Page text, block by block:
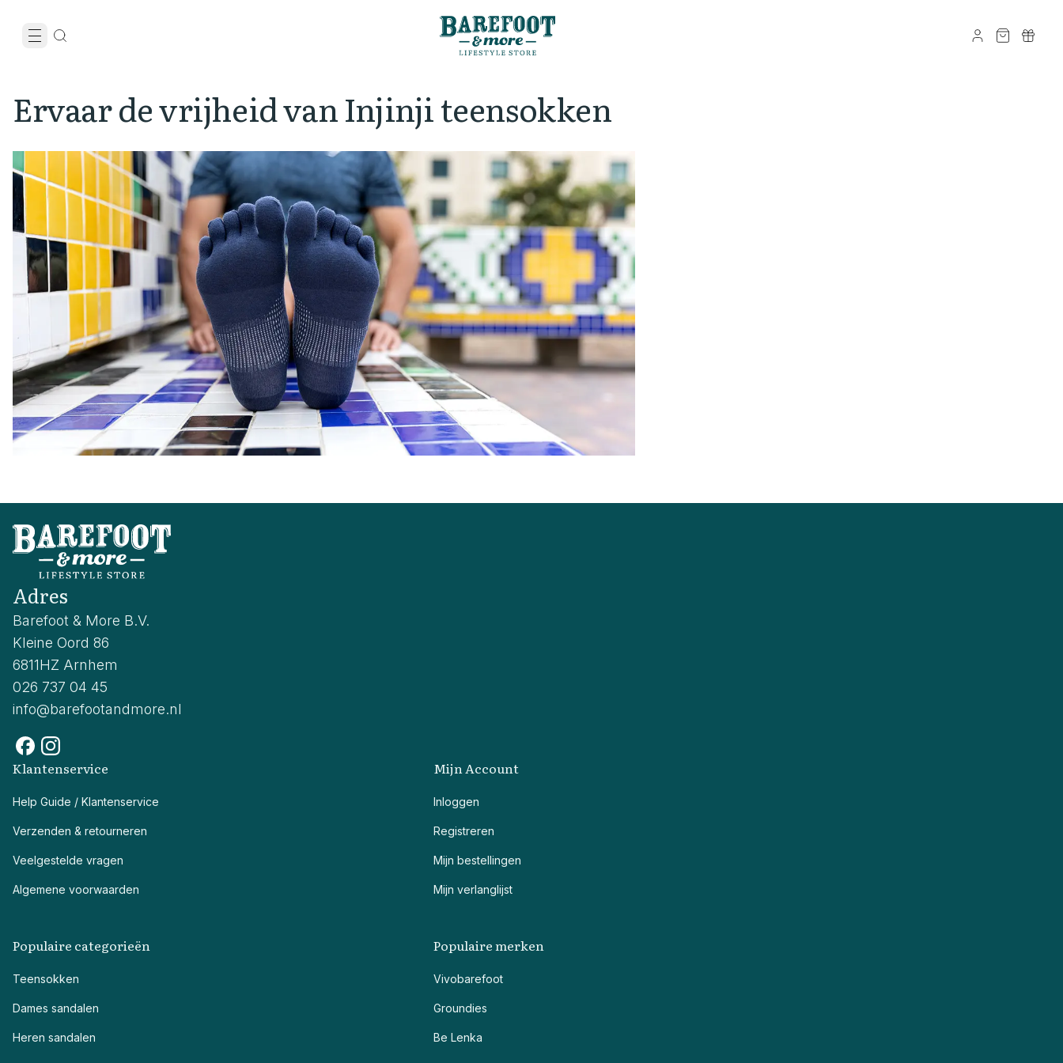
Ervaar de vrijheid van Injinji teensokken
Adres
Barefoot & More B.V.
Kleine Oord 86
6811HZ Arnhem
026 737 04 45
info@barefootandmore.nl
Klantenservice
Help Guide / Klantenservice
Verzenden & retourneren
Veelgestelde vragen
Algemene voorwaarden
Mijn Account
Inloggen
Registreren
Mijn bestellingen
Mijn verlanglijst
Populaire categorieën
Teensokken
Dames sandalen
Heren sandalen
Populaire merken
Vivobarefoot
Groundies
Be Lenka